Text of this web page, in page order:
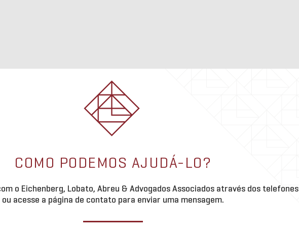
COMO PODEMOS AJUDÁ-LO?
o Eichenberg, Lobato, Abreu & Advogados Associados através dos telefones
ou acesse a página de contato para enviar uma mensagem.